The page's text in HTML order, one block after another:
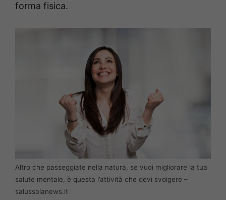
forma fisica.
Altro che passeggiate nella natura, se vuoi migliorare la tua
salute mentale, è questa l’attività che devi svolgere –
salussolanews.it